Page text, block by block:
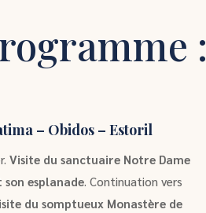
:
– Obidos – Estoril
Visite du sanctuaire Notre Dame
esplanade. Continuation vers
du somptueux Monastère de